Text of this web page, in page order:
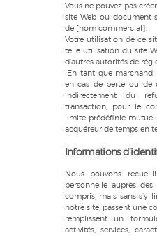
Vous ne pouvez pas
site Web ou document
de [nom commercial].
Votre utilisation de ce
telle utilisation du site
d’autres autorités de
“En tant que
en cas de perte ou de
indirectement du
transaction, pour le
limite prédéfinie
acquéreur de temps en
Informations
Nous pouvons
personnelle auprès
compris, mais sans s’y
notre site, passent une
remplissent un
activités, services,